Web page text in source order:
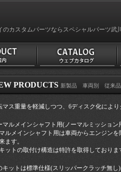
のカスタムパーツならスペシャルパーツ武川
PRODUCTS 新製品 車両別 従来品
マス重量を軽減しつつ、6ディスク化により
マルメインシャフト用(ノーマルミッション
ルメインシャフト用は車両からエンジン
ます。
ットの取付け構造は特許を取得しておりま
キットは標準仕様(スリッパークラッチ無し)